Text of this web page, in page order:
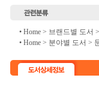
• Home > 브랜드별 도서
• Home > 분야별 도서 >